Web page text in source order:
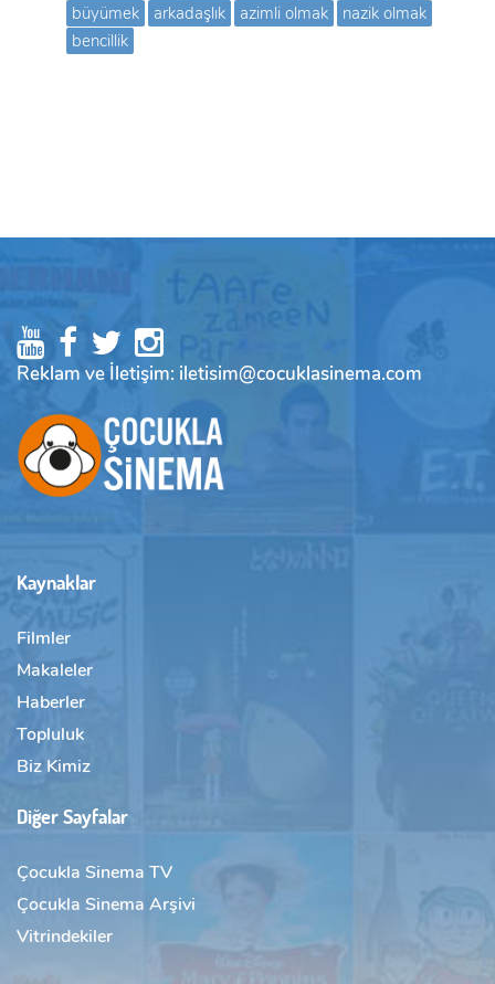
büyümek
arkadaşlık azimli olmak
nazik olmak
bencillik
Reklam ve İletişim: iletisim@cocuklasinema.com
Kaynaklar
Filmler
Makaleler
Haberler
Topluluk
Biz Kimiz
Diğer Sayfalar
Çocukla Sinema TV
Çocukla Sinema Arşivi
Vitrindekiler